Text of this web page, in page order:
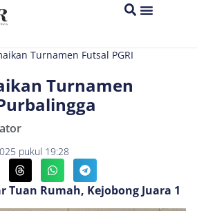
Turnamen Futsal PGRI
Turnamen
pukul 19:28
Tuan Rumah, Kejobong Juara 1